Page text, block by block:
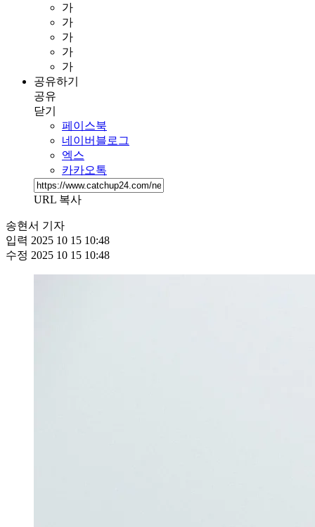
가
가
가
가
가
공유하기
공유
닫기
페이스북
네이버블로그
엑스
카카오톡
URL 복사
송현서 기자
입력 2025 10 15 10:48
수정 2025 10 15 10:48